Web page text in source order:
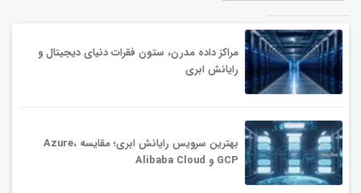
مراکز داده مدرن، ستون فقرات دنیای دیجیتال و
رایانش ابری
بهترین سرویس‌ رایانش ابری؛ مقایسه Azure،
GCP و Alibaba Cloud